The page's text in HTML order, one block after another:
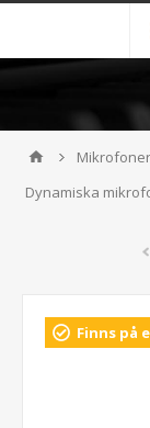
Mikrofoner
Dynamiska
Finns på